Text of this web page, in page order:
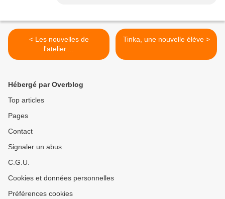
< Les nouvelles de
l'atelier....
Tinka, une nouvelle élève >
Hébergé par Overblog
Top articles
Pages
Contact
Signaler un abus
C.G.U.
Cookies et données personnelles
Préférences cookies